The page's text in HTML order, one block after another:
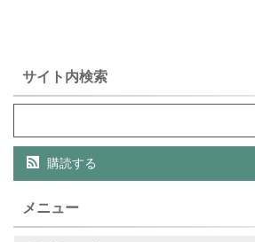
サイト内検索
購読する
メニュー